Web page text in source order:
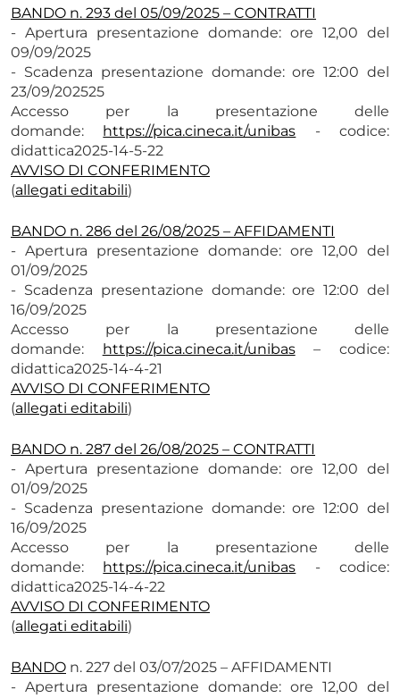
BANDO n. 293 del 05/09/2025 – CONTRATTI
- Apertura presentazione domande: ore 12,00 del
09/09/2025
- Scadenza presentazione domande: ore 12:00 del
23/09/202525
Accesso per la presentazione delle
domande: https://pica.cineca.it/unibas - codice:
didattica2025-14-5-22
AVVISO DI CONFERIMENTO
(allegati editabili)
BANDO n. 286 del 26/08/2025 – AFFIDAMENTI
- Apertura presentazione domande: ore 12,00 del
01/09/2025
- Scadenza presentazione domande: ore 12:00 del
16/09/2025
Accesso per la presentazione delle
domande: https://pica.cineca.it/unibas– codice:
didattica2025-14-4-21
AVVISO DI CONFERIMENTO
(allegati editabili)
BANDO n. 287 del 26/08/2025 – CONTRATTI
- Apertura presentazione domande: ore 12,00 del
01/09/2025
- Scadenza presentazione domande: ore 12:00 del
16/09/2025
Accesso per la presentazione delle
domande: https://pica.cineca.it/unibas - codice:
didattica2025-14-4-22
AVVISO DI CONFERIMENTO
(allegati editabili)
BANDO n. 227 del 03/07/2025 – AFFIDAMENTI
- Apertura presentazione domande: ore 12,00 del